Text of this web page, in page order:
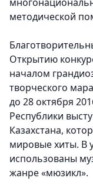
методической
Открытию
началом
творческого
до 28 октября
Республики
Казахстана,
мировые хиты. В
использованы
жанре «мюзикл».